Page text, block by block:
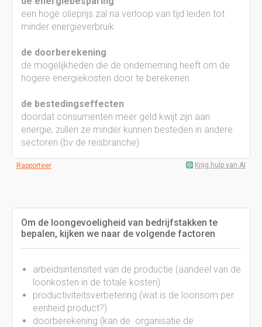
een hoge olieprijs zal na verloop van tijd leiden tot
minder energieverbruik
de doorberekening
de mogelijkheden die de onderneming heeft om de
hogere energiekosten door te berekenen
de bestedingseffecten
doordat consumenten meer geld kwijt zijn aan
energie, zullen ze minder kunnen besteden in andere
sectoren (bv de reisbranche)
Rapporteer Krijg hulp van AI
Om de loongevoeligheid van bedrijfstakken te
bepalen, kijken we naar de volgende factoren
arbeidsintensiteit van de productie (aandeel van de
loonkosten in de totale kosten)
productiviteitsverbetering (wat is de loonsom per
eenheid product?)
doorberekening (kan de organisatie de